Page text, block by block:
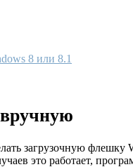
8 или 8.1
загрузочную
это работает,